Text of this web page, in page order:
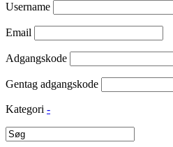
Username
Email
Adgangskode
Gentag adgangskode
Kategori -